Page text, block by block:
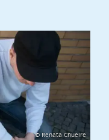
© Renata Chueire